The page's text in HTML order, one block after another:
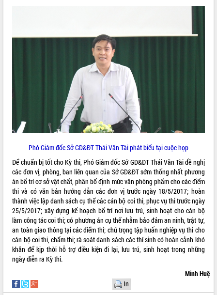
Phó Giám đốc Sở GD&ĐT Thái Văn Tài phát biểu tại cuộc họp
Để chuẩn bị tốt cho Kỳ thi, Phó Giám đốc Sở GD&ĐT Thái Văn Tài đề nghị
các đơn vị, phòng, ban liên quan của Sở GD&ĐT sớm thống nhất phương
án bố trí cơ sở vật chất, phân bổ định mức văn phòng phẩm cho các điểm
thi và có văn bản hướng dẫn các đơn vị trước ngày 18/5/2017; hoàn
thành việc lập danh sách cụ thể các cán bộ coi thi, phục vụ thi trước ngày
25/5/2017; xây dựng kế hoạch bố trí nơi lưu trú, sinh hoạt cho cán bộ
làm công tác coi thi; có phương án cụ thể nhằm bảo đảm an ninh, trật tự,
an toàn giao thông tại các điểm thi; chú trọng tập huấn nghiệp vụ thi cho
cán bộ coi thi, chấm thi; rà soát danh sách các thí sinh có hoàn cảnh khó
khăn để kịp thời hỗ trợ điều kiện đi lại, lưu trú, sinh hoạt trong những
ngày diễn ra Kỳ thi.
Minh Huệ
In